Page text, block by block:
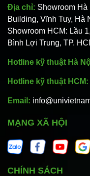
Địa chỉ: Showroom
Building, Vĩnh Tuy, Hà
Showroom HCM: Lầu
Bình Lợi Trung, TP.
Hotline kỹ thuật Hà
Hotline kỹ thuật HCM:
Email:
MẠNG XÃ HỘI
CHÍNH SÁCH